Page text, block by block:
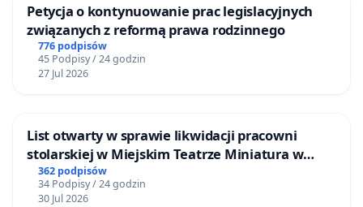
Petycja o kontynuowanie prac legislacyjnych
związanych z reformą prawa rodzinnego
776 podpisów
45 Podpisy / 24 godzin
27 Jul 2026
List otwarty w sprawie likwidacji pracowni
stolarskiej w Miejskim Teatrze Miniatura w
Gdańsku
362 podpisów
34 Podpisy / 24 godzin
30 Jul 2026